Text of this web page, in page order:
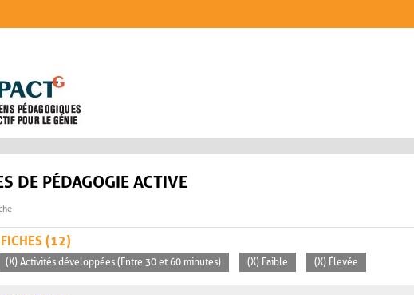
DE PÉDAGOGIE ACTIVE
(12)
(X) Activités développées (Entre 30 et 60 minutes) (X) Faible (X) Élevée